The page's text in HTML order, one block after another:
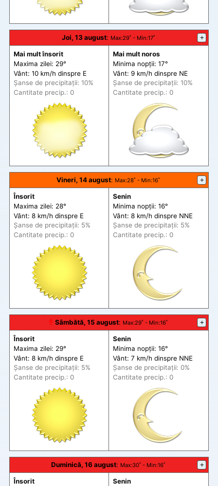
Joi, 13 august: Max:29˚ - Min:17˚ +
Mai mult însorit
Maxima zilei: 29°
Vânt: 10 km/h dinspre E
Șanse de precipitații: 10%
Cantitate precip.: 0
Mai mult noros
Minima nopții: 17°
Vânt: 9 km/h dinspre NE
Șanse de precipitații: 10%
Cantitate precip.: 0
Vineri, 14 august: Max:28˚ - Min:16˚ +
Însorit
Maxima zilei: 28°
Vânt: 8 km/h dinspre E
Șanse de precipitații: 5%
Cantitate precip.: 0
Senin
Minima nopții: 16°
Vânt: 8 km/h dinspre NNE
Șanse de precipitații: 5%
Cantitate precip.: 0
🕆 Sâmbătă, 15 august: Max:29˚ - Min:16˚ +
Însorit
Maxima zilei: 29°
Vânt: 8 km/h dinspre E
Șanse de precipitații: 5%
Cantitate precip.: 0
Senin
Minima nopții: 16°
Vânt: 7 km/h dinspre NNE
Șanse de precipitații: 0%
Cantitate precip.: 0
Duminică, 16 august: Max:30˚ - Min:16˚ +
Însorit
Senin